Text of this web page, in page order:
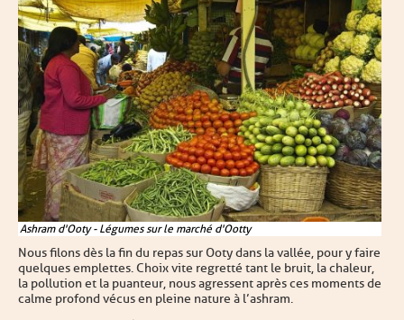
Ashram d'Ooty - Légumes sur le marché d'Ootty
Nous filons dès la fin du repas sur Ooty dans la vallée, pour y faire
quelques emplettes. Choix vite regretté tant le bruit, la chaleur,
la pollution et la puanteur, nous agressent après ces moments de
calme profond vécus en pleine nature à l’ashram.